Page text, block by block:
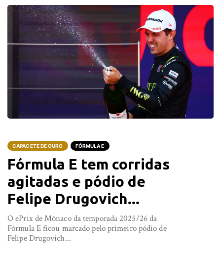
CAPACETE DE OURO FÓRMULA E
Fórmula E tem corridas
agitadas e pódio de
Felipe Drugovich...
O ePrix de Mônaco da temporada 2025/26 da
Fórmula E ficou marcado pelo primeiro pódio de
Felipe Drugovich...